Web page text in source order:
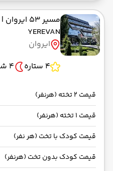
مسیر 53 ایروان
YEREVAN
ایروان
4 ستاره
4 شب
قیمت 2 تخته (هرنفر)
قیمت 1 تخته (هرنفر)
قیمت کودک با تخت (هر نفر)
قیمت کودک بدون تخت (هرنفر)